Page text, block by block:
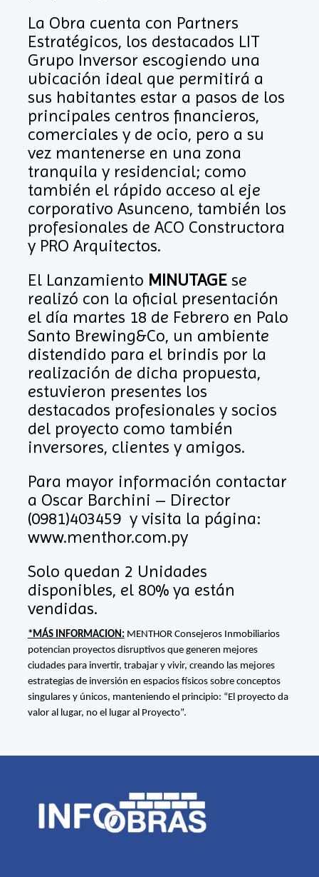
La Obra cuenta con Partners
Estratégicos, los destacados LIT
Grupo Inversor escogiendo una
ubicación ideal que permitirá a
sus habitantes estar a pasos de los
principales centros financieros,
comerciales y de ocio, pero a su
vez mantenerse en una zona
tranquila y residencial; como
también el rápido acceso al eje
corporativo Asunceno, también los
profesionales de ACO Constructora
y PRO Arquitectos.
El Lanzamiento MINUTAGEse
realizó con la oficial presentación
el día martes 18 de Febrero en Palo
Santo Brewing&Co, un ambiente
distendido para el brindis por la
realización de dicha propuesta,
estuvieron presentes los
destacados profesionales y socios
del proyecto como también
inversores, clientes y amigos.
Para mayor información contactar
a Oscar Barchini – Director
(0981)403459 y visita la página:
www.menthor.com.py
Solo quedan 2 Unidades
disponibles, el 80% ya están
vendidas.
*MÁS INFORMACION: MENTHOR Consejeros Inmobiliarios
potencian proyectos disruptivos que generen mejores
ciudades para invertir, trabajar y vivir, creando las mejores
estrategias de inversión en espacios físicos sobre conceptos
singulares y únicos, manteniendo el principio: “El proyecto da
valor al lugar, no el lugar al Proyecto”.